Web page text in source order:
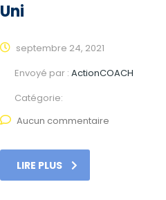
Uni
septembre 24, 2021
Envoyé par : ActionCOACH
Catégorie:
Aucun commentaire
LIRE PLUS